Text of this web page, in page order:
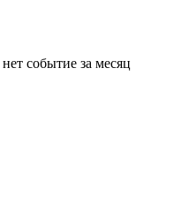
нет событие за месяц